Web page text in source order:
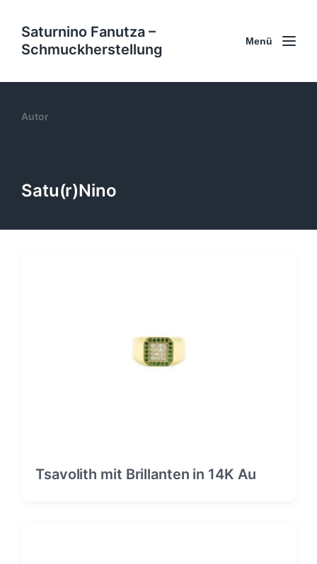
Saturnino Fanutza –
Schmuckherstellung
Menü
Autor
Satu(r)Nino
Tsavolith mit Brillanten in 14K Au